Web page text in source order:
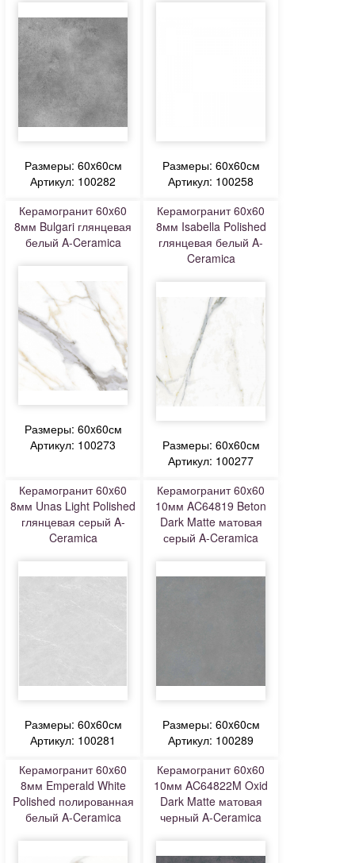
Размеры: 60x60см
Артикул: 100282
Размеры: 60x60см
Артикул: 100258
Керамогранит 60x60
8мм Bulgari глянцевая
белый A-Ceramica
Размеры: 60x60см
Артикул: 100273
Керамогранит 60x60
8мм Isabella Polished
глянцевая белый A-
Ceramica
Размеры: 60x60см
Артикул: 100277
Керамогранит 60x60
8мм Unas Light Polished
глянцевая серый A-
Ceramica
Размеры: 60x60см
Артикул: 100281
Керамогранит 60x60
10мм AC64819 Beton
Dark Matte матовая
серый A-Ceramica
Размеры: 60x60см
Артикул: 100289
Керамогранит 60x60
8мм Emperald White
Polished полированная
белый A-Ceramica
Керамогранит 60x60
10мм AC64822M Oxid
Dark Matte матовая
черный A-Ceramica